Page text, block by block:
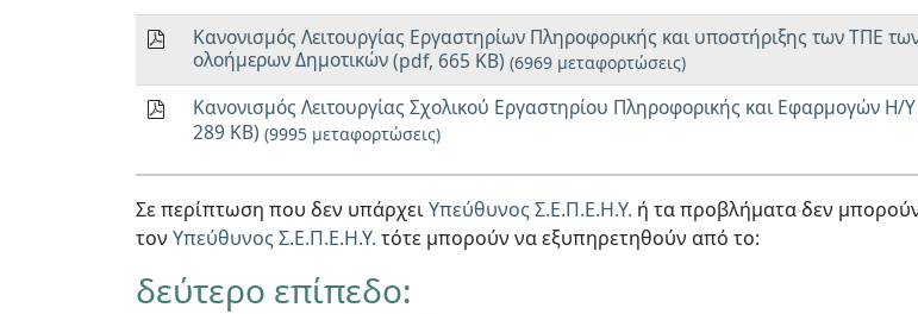
Κανονισμός Λειτουργίας Εργαστηρίων Πληροφορικής και υποστήριξης των ΤΠΕ
ολοήμερων Δημοτικών(pdf, 665 KB) (6969 μεταφορτώσεις)
Κανονισμός Λειτουργίας Σχολικού Εργαστηρίου Πληροφορικής και Εφαρμογών Η/Υ
289 KB) (9995 μεταφορτώσεις)
Σε περίπτωση που δεν υπάρχειΥπεύθυνος Σ.Ε.Π.Ε.Η.Υ. ή τα προβλήματα δεν
τον Υπεύθυνος Σ.Ε.Π.Ε.Η.Υ. τότε μπορούν να εξυπηρετηθούν από το:
δεύτερο επίπεδο: